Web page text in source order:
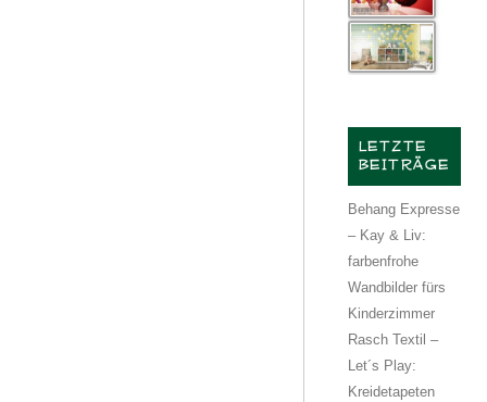
LETZTE
BEITRÄGE
Behang Expresse
– Kay & Liv:
farbenfrohe
Wandbilder fürs
Kinderzimmer
Rasch Textil –
Let´s Play:
Kreidetapeten